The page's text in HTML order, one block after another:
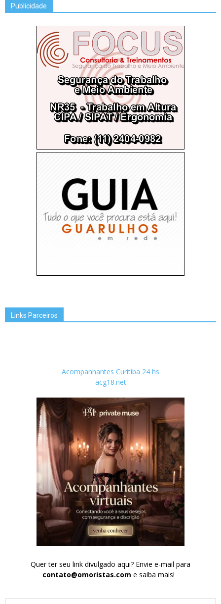
Publicidade
Links Parceiros
Acompanhantes Curitiba 24 hs
acg18.net
Quer ter seu link divulgado aqui? Envie e-mail para
contato@omoristas.com e saiba mais!